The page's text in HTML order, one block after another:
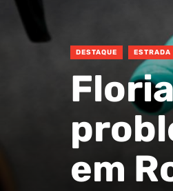
DESTAQUE ESTRADA
em